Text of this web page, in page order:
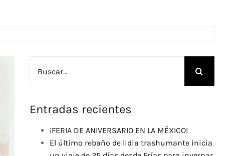
Entradas recientes
¡FERIA DE ANIVERSARIO EN LA MÉXICO!
El último rebaño de lidia trashumante inicia